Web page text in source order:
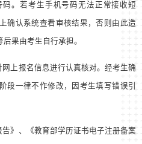
。若考生手机号码无法正常接收短
确认系统查看审核结果，否则由此造
果由考生自行承担。
上报名信息进行认真核对。经考生确
段一律不作修改，因考生填写错误引
》、《教育部学历证书电子注册备案